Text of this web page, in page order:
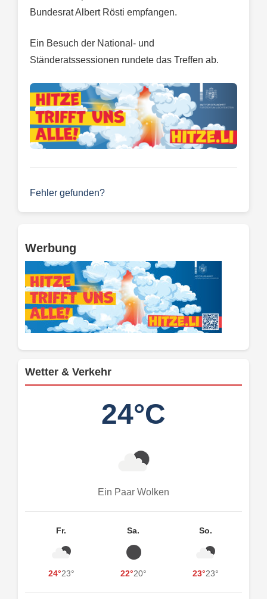
Bundesrat Albert Rösti empfangen.
Ein Besuch der National- und
Ständeratssessionen rundete das Treffen ab.
Fehler gefunden?
Werbung
Wetter & Verkehr
24°C
Ein Paar Wolken
Fr.
24°23°
Sa.
22°20°
So.
23°23°